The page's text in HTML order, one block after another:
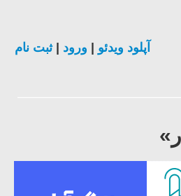
آپلود ویدئو ورود |ثبت نام